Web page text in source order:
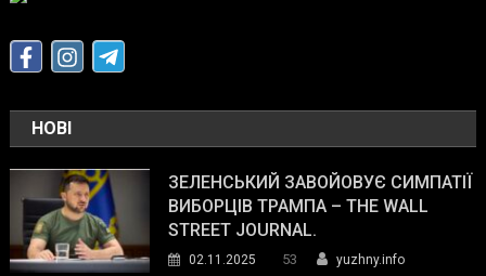
НОВІ
ЗЕЛЕНСЬКИЙ ЗАВОЙОВУЄ СИМПАТІЇ
ВИБОРЦІВ ТРАМПА – THE WALL
STREET JOURNAL.
02.11.2025 53
yuzhny.info